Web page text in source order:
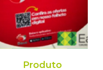
Produto